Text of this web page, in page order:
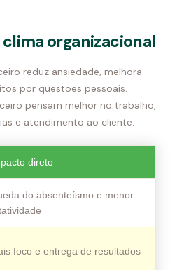
organizacional
reduz ansiedade, melhora
por questões pessoais.
pensam melhor no trabalho,
e atendimento ao cliente.
direto
do absenteísmo e menor
foco e entrega de resultados